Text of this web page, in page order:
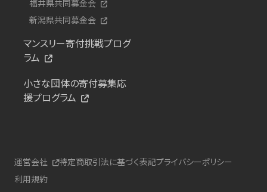
福井県共同募金会
新潟県共同募金会
マンスリー寄付挑戦プログ
ラム
小さな団体の寄付募集応
援プログラム
運営会社 特定商取引法に基づく表記プライバシーポリシー
利用規約